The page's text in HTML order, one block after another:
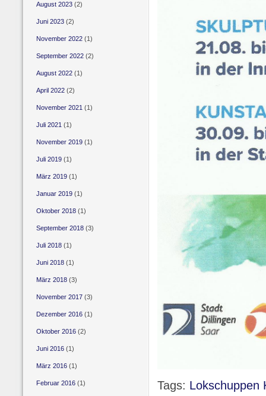
Tags: Lokschuppen
August 2023(2)
Juni 2023(2)
November 2022(1)
September 2022(2)
August 2022(1)
April 2022(2)
November 2021 (1)
Juli 2021 (1)
November 2019(1)
Juli 2019(1)
März 2019(1)
Januar 2019(1)
Oktober 2018(1)
September 2018(3)
Juli 2018(1)
Juni 2018(1)
März 2018(3)
November 2017(3)
Dezember 2016(1)
Oktober 2016(2)
Juni 2016(1)
März 2016(1)
Februar 2016(1)